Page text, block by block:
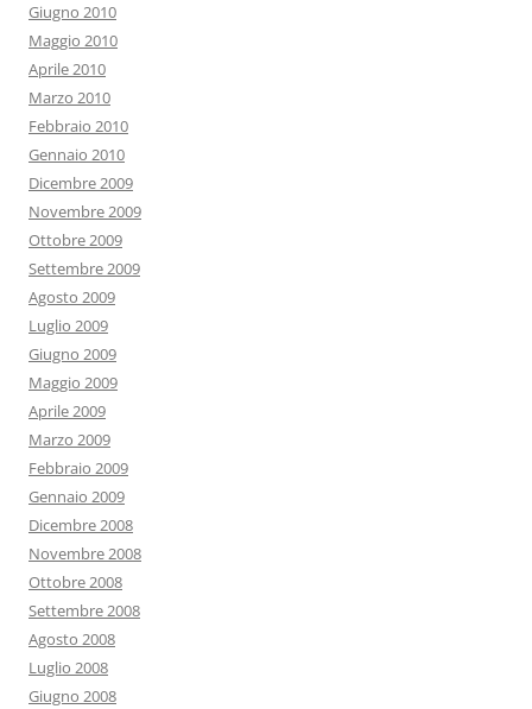
Giugno 2010
Maggio 2010
Aprile 2010
Marzo 2010
Febbraio 2010
Gennaio 2010
Dicembre 2009
Novembre 2009
Ottobre 2009
Settembre 2009
Agosto 2009
Luglio 2009
Giugno 2009
Maggio 2009
Aprile 2009
Marzo 2009
Febbraio 2009
Gennaio 2009
Dicembre 2008
Novembre 2008
Ottobre 2008
Settembre 2008
Agosto 2008
Luglio 2008
Giugno 2008